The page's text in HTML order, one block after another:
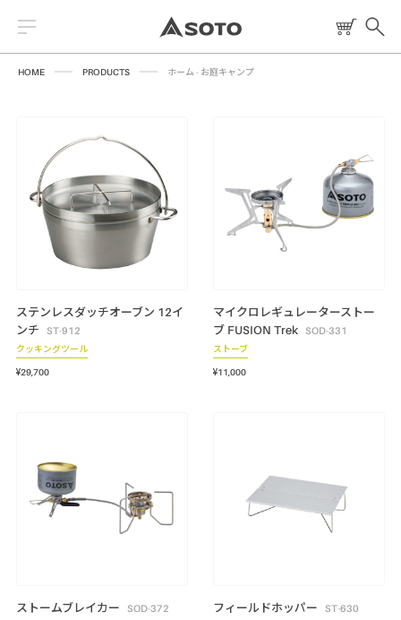
2026 NEW PRODUCT
ストーブ
トーチ
ランタン
焚火台
クッキングツール
テント・シェルター
生産終了製品
読みもの
レシピ
HOME PRODUCTS ホーム - お庭キャンプ
ステンレスダッチオーブン 12イ
ンチ
ST-912
クッキングツール
¥29,700
マイクロレギュレーターストー
ブ FUSION Trek SOD-331
ストーブ
¥11,000
ストームブレイカー SOD-372 フィールドホッパー ST-630